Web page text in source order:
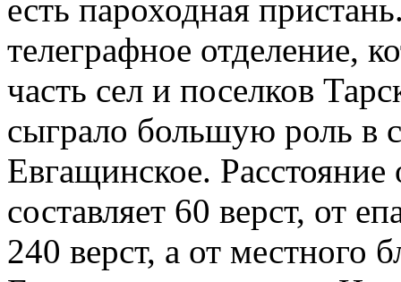
есть пароходная
телеграфное отделение,
часть сел и поселков
сыграло большую роль в
Евгащинское. Расстояние
составляет 60 верст, от
240 верст, а от местного